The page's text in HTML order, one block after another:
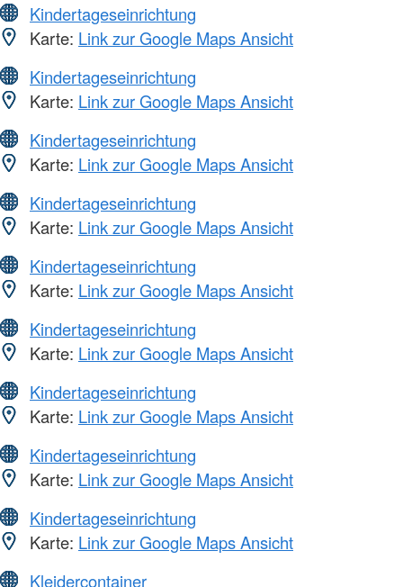
Kindertageseinrichtung
Karte: Link zur Google Maps Ansicht
Kindertageseinrichtung
Karte: Link zur Google Maps Ansicht
Kindertageseinrichtung
Karte: Link zur Google Maps Ansicht
Kindertageseinrichtung
Karte: Link zur Google Maps Ansicht
Kindertageseinrichtung
Karte: Link zur Google Maps Ansicht
Kindertageseinrichtung
Karte: Link zur Google Maps Ansicht
Kindertageseinrichtung
Karte: Link zur Google Maps Ansicht
Kindertageseinrichtung
Karte: Link zur Google Maps Ansicht
Kindertageseinrichtung
Karte: Link zur Google Maps Ansicht
Kleidercontainer